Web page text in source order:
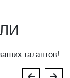
талантов!